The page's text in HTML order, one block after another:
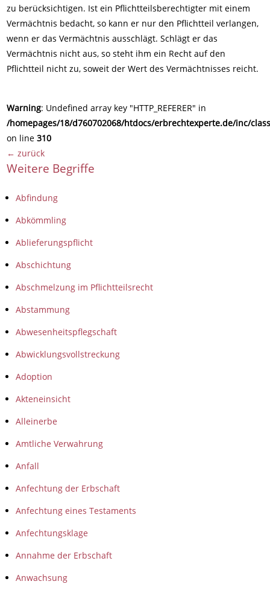
zu berücksichtigen. Ist ein Pflichtteilsberechtigter mit einem
Vermächtnis bedacht, so kann er nur den Pflichtteil verlangen,
wenn er das Vermächtnis ausschlägt. Schlägt er das
Vermächtnis nicht aus, so steht ihm ein Recht auf den
Pflichtteil nicht zu, soweit der Wert des Vermächtnisses reicht.
Warning: Undefined array key "HTTP_REFERER" in
/homepages/18/d760702068/htdocs/erbrechtexperte.de/inc/
on line310
← zurück
Weitere Begriffe
Abfindung
Abkömmling
Ablieferungspflicht
Abschichtung
Abschmelzung im Pflichtteilsrecht
Abstammung
Abwesenheitspflegschaft
Abwicklungsvollstreckung
Adoption
Akteneinsicht
Alleinerbe
Amtliche Verwahrung
Anfall
Anfechtung der Erbschaft
Anfechtung eines Testaments
Anfechtungsklage
Annahme der Erbschaft
Anwachsung